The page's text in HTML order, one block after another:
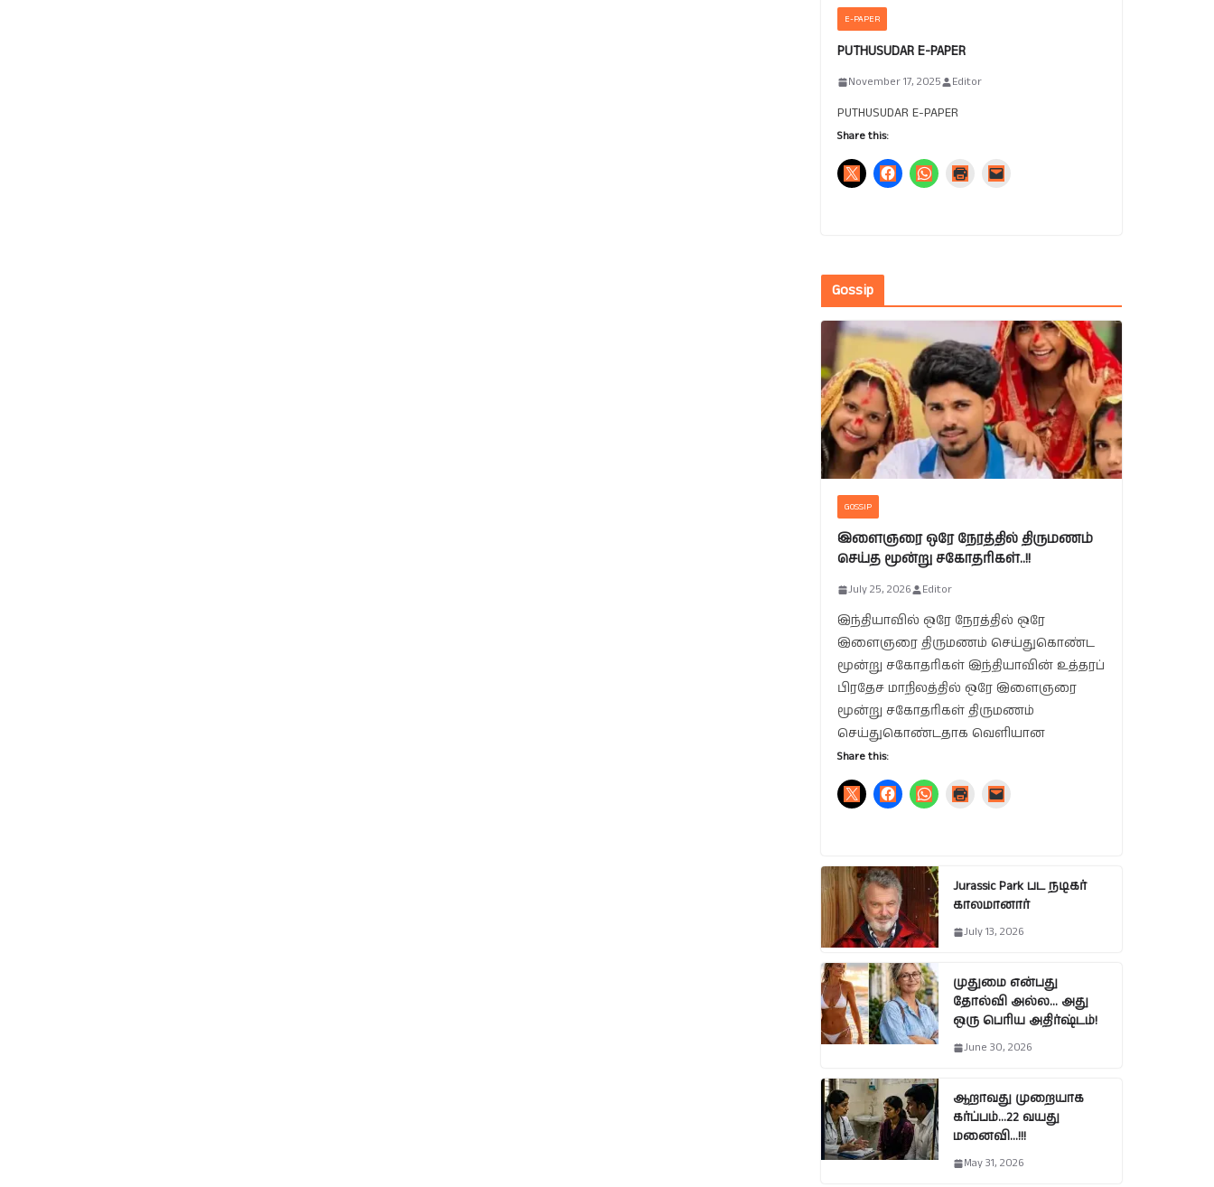
E-PAPER
PUTHUSUDAR E-PAPER
November 17, 2025 Editor
PUTHUSUDAR E-PAPER
Share this:
Gossip
GOSSIP
இளைஞரை ஒரே நேரத்தில் திருமணம்
செய்த மூன்று சகோதரிகள்..!!
July 25, 2026 Editor
இந்தியாவில் ஒரே நேரத்தில் ஒரே
இளைஞரை திருமணம் செய்துகொண்ட
மூன்று சகோதரிகள் இந்தியாவின் உத்தரப்
பிரதேச மாநிலத்தில் ஒரே இளைஞரை
மூன்று சகோதரிகள் திருமணம்
செய்துகொண்டதாக வெளியான
Share this:
Jurassic Park பட நடிகர்
காலமானார்
July 13, 2026
முதுமை என்பது
தோல்வி அல்ல… அது
ஒரு பெரிய அதிர்ஷ்டம்!
June 30, 2026
ஆறாவது முறையாக
கர்ப்பம்…22 வயது
மனைவி…!!!
May 31, 2026